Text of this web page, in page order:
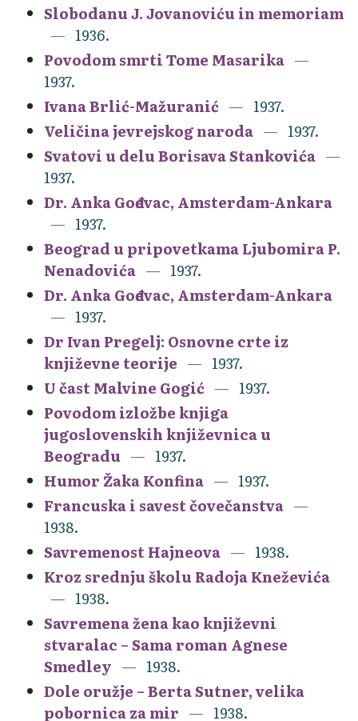
Slobodanu J. Jovanoviću in memoriam
1936.
Povodom smrti Tome Masarika
1937.
Ivana Brlić-Mažuranić
1937.
Veličina jevrejskog naroda
1937.
Svatovi u delu Borisava Stankovića
1937.
Dr. Anka Gođevac, Amsterdam-Ankara
1937.
Beograd u pripovetkama Ljubomira P.
Nenadovića
1937.
Dr. Anka Gođevac, Amsterdam-Ankara
1937.
Dr Ivan Pregelj: Osnovne crte iz
književne teorije
1937.
U čast Malvine Gogić
1937.
Povodom izložbe knjiga
jugoslovenskih književnica u
Beogradu
1937.
Humor Žaka Konfina
1937.
Francuska i savest čovečanstva
1938.
Savremenost Hajneova
1938.
Kroz srednju školu Radoja Kneževića
1938.
Savremena žena kao književni
stvaralac – Sama roman Agnese
Smedley
1938.
Dole oružje – Berta Sutner, velika
pobornica za mir
1938.